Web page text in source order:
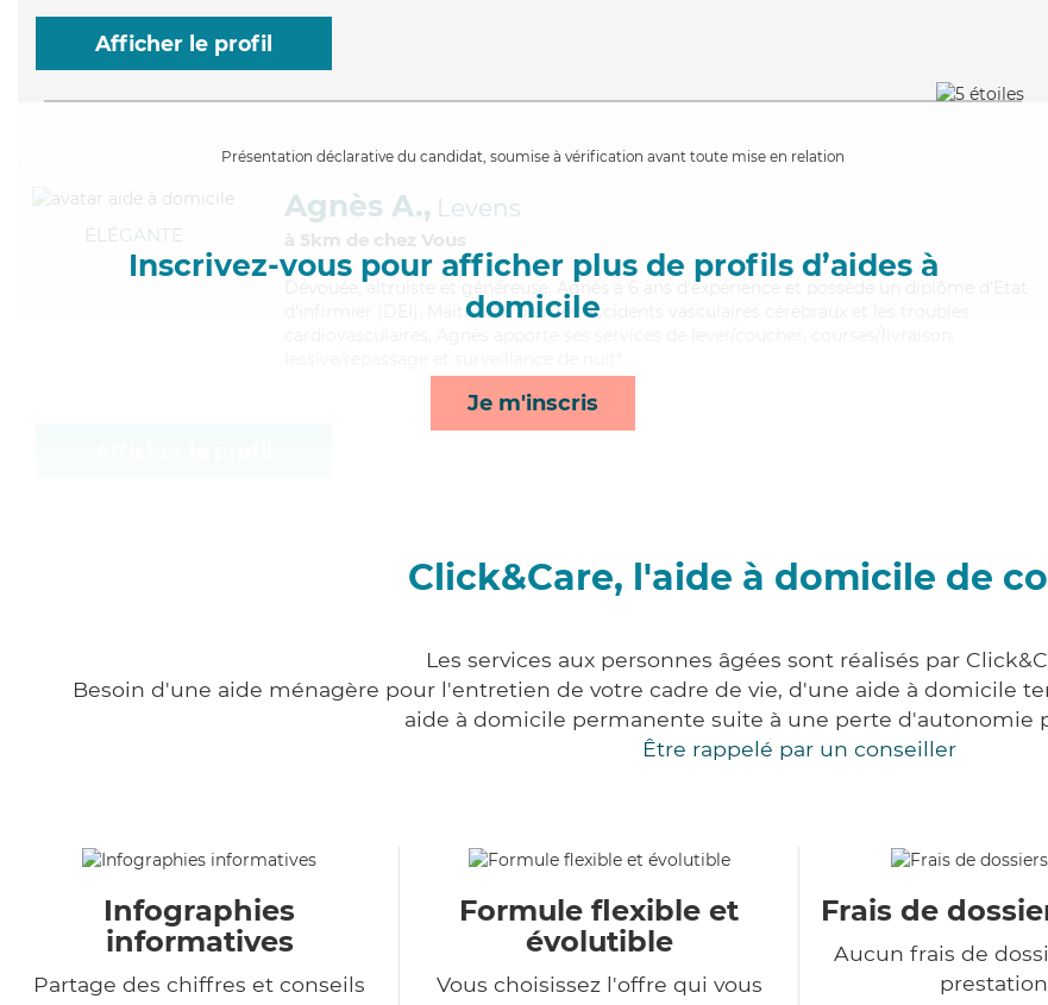
Afficher le profil
Présentation déclarative du candidat, soumise à vérification avant toute mise en relation
Inscrivez-vous pour afficher plus de profils d’aides à
domicile
Je m'inscris
ÉLÉGANTE
Agnès A., Levens
à 5km de chez Vous
, altruiste et généreuse, Agnès a 6 ans d'expérience et possède un diplôme d'Etat
d'infirmier (DEI). Maitrisant bien les accidents vasculaires cérébraux et les troubles
Click&Care, l'aide à domicile de
Les services aux personnes âgées sont réalisés par
Besoin d'une aide ménagère pour l'entretien de votre cadre de vie, d'une aide à domicile
aide à domicile permanente suite à une perte d'autonomie
Être rappelé par un conseiller
Infographies
informatives
Partage des chiffres et conseils
Formule flexible et
évolutible
Vous choisissez l'offre qui vous
Frais de
Aucun frais de